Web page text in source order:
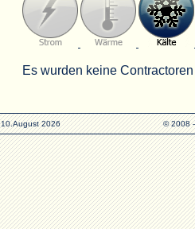
Es wurden keine
10.August 2026 © 2008